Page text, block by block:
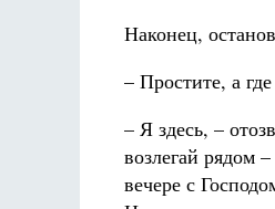
Наконец,
– Простите, а
– Я здесь, –
возлегай рядом
вечере с